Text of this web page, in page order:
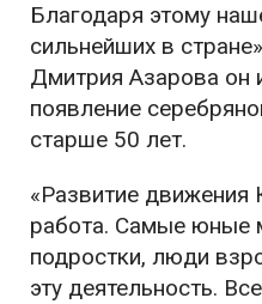
Благодаря этому
сильнейших в
Дмитрия Азарова он
появление
старше 50 лет.
«Развитие
работа. Самые юные
подростки, люди
эту деятельность.